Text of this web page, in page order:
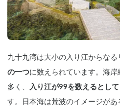
九十九湾は大小の入り江からなる
の一つに数えられています。海
多く、 入り江が99を数えるとして
す。日本海は荒波のイメージが